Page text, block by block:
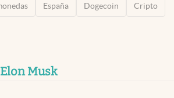
España Dogecoin Cripto
Elon Musk